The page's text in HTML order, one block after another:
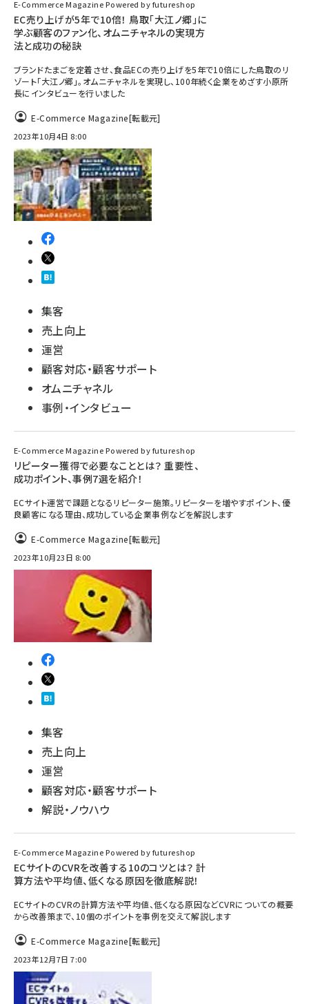
E-Commerce Magazine Powered by futureshop
EC売り上げが5年で10倍！ 鳥取「大江ノ郷」に
学ぶ顧客のファン化、オムニチャネルの実現方
法と成功の秘訣
ブランドたまごを定着させ、食品ECの売り上げを5年で10倍にした鳥取のリ
ゾート「大江ノ郷」。オムニチャネルを実現し、100年続く企業をめざす小原所
長にインタビューを行いました
E-Commerce Magazine[転載元]
2023年10月4日 8:00
集客
売上向上
運営
顧客対応・顧客サポート
オムニチャネル
事例・インタビュー
E-Commerce Magazine Powered by futureshop
リピーター獲得で必要なこととは？ 重要性、
成功ポイント、事例7選を紹介！
ECサイト運営で課題となるリピーター施策。リピーターを増やすポイント、優
良顧客になる理由、成功している企業事例などを解説します
E-Commerce Magazine[転載元]
2023年10月23日 8:00
集客
売上向上
運営
顧客対応・顧客サポート
解説・ノウハウ
E-Commerce Magazine Powered by futureshop
ECサイトのCVRを改善する10のコツとは？ 計
算方法や平均値、低くなる原因を徹底解説！
ECサイトのCVRの計算方法や平均値、低くなる原因などCVRについての概要
から改善策まで、10個のポイントを事例を交えて解説します
E-Commerce Magazine[転載元]
2023年12月7日 7:00